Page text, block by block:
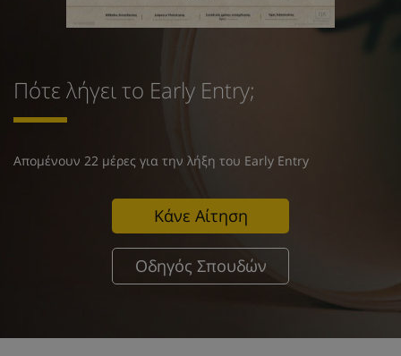
Πότε λήγει το Early Entry;
Απομένουν 22 μέρες για την λήξη του Early Entry
Κάνε Αίτηση
Οδηγός Σπουδών